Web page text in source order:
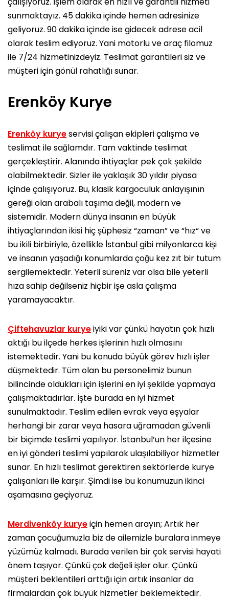
sunmaktayız. 45 dakika içinde hemen adresinize
geliyoruz. 90 dakika içinde ise gidecek adrese acil
olarak teslim ediyoruz. Yani motorlu ve araç filomuz
ile 7/24 hizmetinizdeyiz. Teslimat garantileri siz ve
müşteri için gönül rahatlığı sunar.
Erenköy Kurye
Erenköy kuryeservisi çalışan ekipleri çalışma ve
teslimat ile sağlamdır. Tam vaktinde teslimat
gerçekleştirir. Alanında ihtiyaçlar pek çok şekilde
olabilmektedir. Sizler ile yaklaşık 30 yıldır piyasa
içinde çalışıyoruz. Bu, klasik kargoculuk anlayışının
gereği olan arabalı taşıma değil, modern ve
sistemidir. Modern dünya insanın en büyük
ihtiyaçlarından ikisi hiç şüphesiz “zaman” ve “hız“ ve
bu ikili birbiriyle, özellikle İstanbul gibi milyonlarca kişi
ve insanın yaşadığı konumlarda çoğu kez zıt bir tutum
sergilemektedir. Yeterli süreniz var olsa bile yeterli
hıza sahip değilseniz hiçbir işe asla çalışma
yaramayacaktır.
Çiftehavuzlar kuryeiyiki var çünkü hayatın çok hızlı
aktığı bu ilçede herkes işlerinin hızlı olmasını
istemektedir. Yani bu konuda büyük görev hızlı işler
düşmektedir. Tüm olan bu personelimiz bunun
bilincinde oldukları için işlerini en iyi şekilde yapmaya
çalışmaktadırlar. İşte burada en iyi hizmet
sunulmaktadır. Teslim edilen evrak veya eşyalar
herhangi bir zarar veya hasara uğramadan güvenli
bir biçimde teslimi yapılıyor. İstanbul’un her ilçesine
en iyi gönderi teslimi yapılarak ulaşılabiliyor hizmetler
sunar. En hızlı teslimat gerektiren sektörlerde kurye
çalışanları ile karşır. Şimdi ise bu konumuzun ikinci
aşamasına geçiyoruz.
Merdivenköy kuryeiçin hemen arayın; Artık her
zaman çocuğumuzla biz de ailemizle buralara inmeye
yüzümüz kalmadı. Burada verilen bir çok servisi hayati
önem taşıyor. Çünkü çok değeli işler olur. Çünkü
müşteri beklentileri arttığı için artık insanlar da
firmalardan çok büyük hizmetler beklemektedir.